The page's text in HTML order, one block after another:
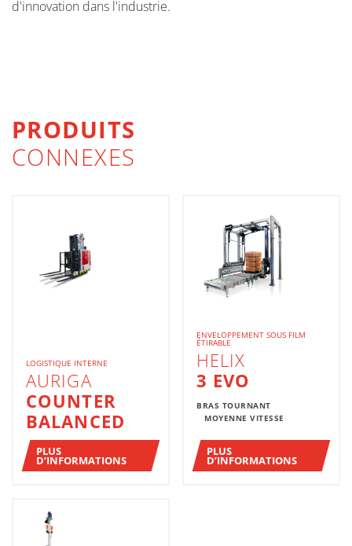
d'innovation dans l'industrie.
PRODUITS
CONNEXES
LOGISTIQUE INTERNE
AURIGA
COUNTER
BALANCED
PLUS
D’INFORMATIONS
ENVELOPPEMENT SOUS FILM
ÉTIRABLE
HELIX
3 EVO
BRAS TOURNANT
MOYENNE VITESSE
PLUS
D’INFORMATIONS